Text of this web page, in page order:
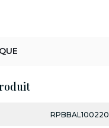
RPBBAL100220